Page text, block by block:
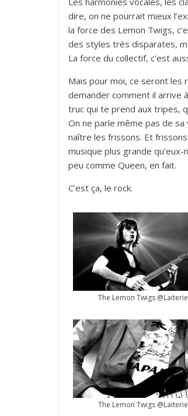
dire, on ne pourrait mieux
la force des Lemon Twigs,
des styles très disparates,
La force du collectif, c’est
Mais pour moi, ce seront les
demander comment il arrive
truc qui te prend aux tripes,
On ne parle même pas de sa
naître les frissons. Et
musique plus grande
peu comme Queen, en fait.
C’est ça, le rock.
The Lemon Twigs @Laiterie
The Lemon Twigs @Laiterie